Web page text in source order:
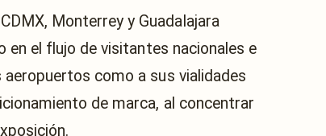
Monterrey y Guadalajara
el flujo de visitantes nacionales e
como a sus vialidades
de marca, al concentrar